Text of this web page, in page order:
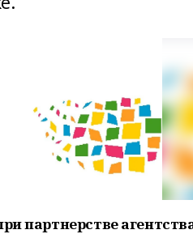
партнерстве